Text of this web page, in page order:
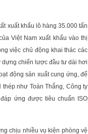
xuất khẩu lô hàng 35.000 tấn
Việt Nam xuất khẩu vào thị
việc chủ động khai thác các
dựng chiến lược đầu tư dài hơi
động sản xuất cung ứng, để
như Toàn Thắng, Công ty
ứng được tiêu chuẩn ISO
chịu nhiều vụ kiện phòng vệ